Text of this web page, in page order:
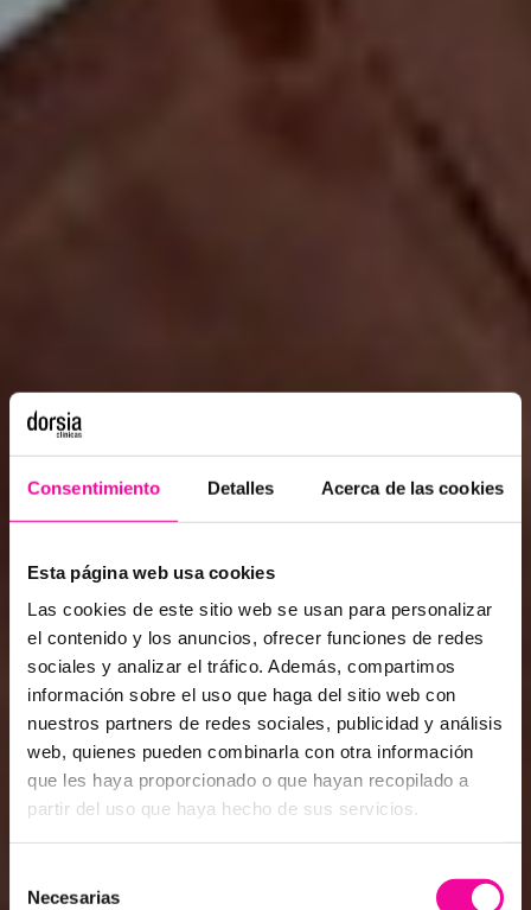
Consentimiento Detalles Acerca de las cookies
Esta página web usa cookies
Las cookies de este sitio web se usan para personalizar el
información sobre el uso que haga del sitio web con